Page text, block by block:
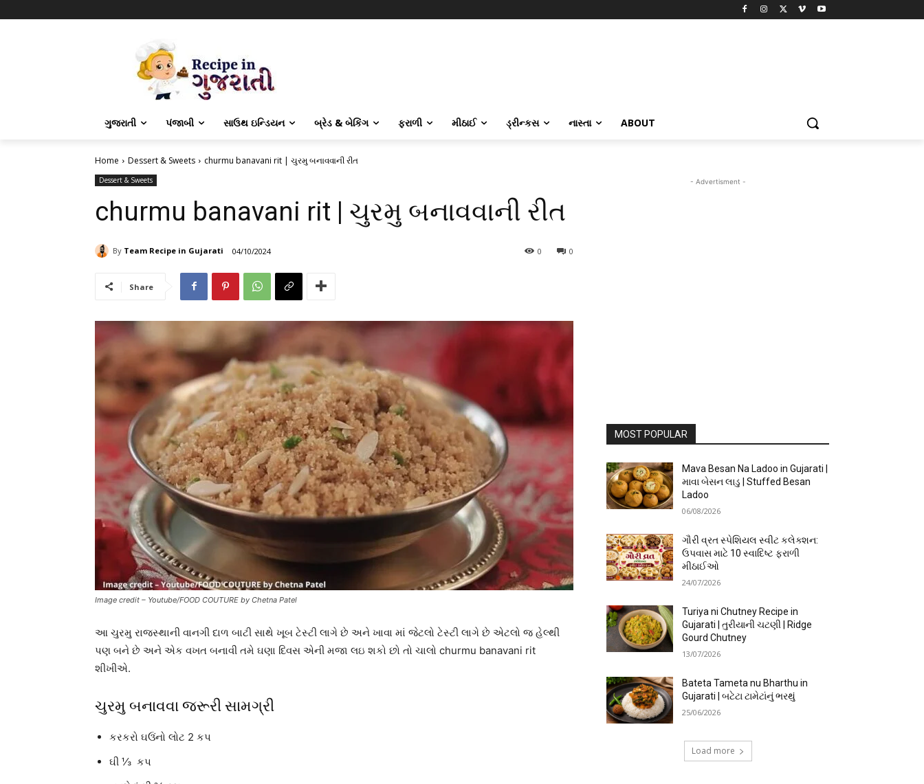
ગુજરાતી પંજાબી સાઉથ ઇન્ડિયન બ્રેડ & બેકિંગ ફરાળી મીઠાઈ ડ્રીન્કસ નાસ્તા ABOUT
Home Dessert & Sweets churmu banavani rit | ચુરમુ બનાવવાની રીત
Dessert & Sweets
churmu banavani rit | ચુરમુ બનાવવાની રીત
By Team Recipe in Gujarati 04/10/2024 0
0
Share
Image credit – Youtube/FOOD COUTURE by Chetna Patel
આ ચુરમુ રાજસ્થાની વાનગી દાળ બાટી સાથે ખૂબ ટેસ્ટી લાગે છે અને ખાવા માં જેટલો ટેસ્ટી લાગે છે એટલો જ હેલ્થી
પણ બને છે અને એક વખત બનાવી તમે ઘણા દિવસ એની મજા લઇ શકો છો તો ચાલો churmu banavani rit
શીખીએ.
ચુરમુ બનાવવા જરૂરી સામગ્રી
કરકરો ઘઉંનો લોટ 2 કપ
ઘી ⅓ કપ
- Advertisment -
MOST POPULAR
Mava Besan Na Ladoo in Gujarati |
માવા બેસન લાડુ | Stuffed Besan
Ladoo
06/08/2026
ગૌરી વ્રત સ્પેશિયલ સ્વીટ કલેક્શન:
ઉપવાસ માટે 10 સ્વાદિષ્ટ ફરાળી
મીઠાઈઓ
24/07/2026
Turiya ni Chutney Recipe in
Gujarati | તુરીયાની ચટણી | Ridge
Gourd Chutney
13/07/2026
Bateta Tameta nu Bharthu in
Gujarati | બટેટા ટામેટાંનું ભરથું
25/06/2026
Load more